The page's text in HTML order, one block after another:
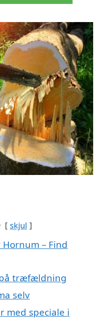
skjul
– Find
træfældning
selv
med speciale i